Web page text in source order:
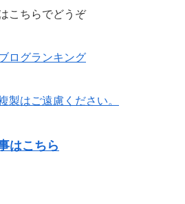
こちらでどうぞ
ログランキング
製はご遠慮ください。
はこちら